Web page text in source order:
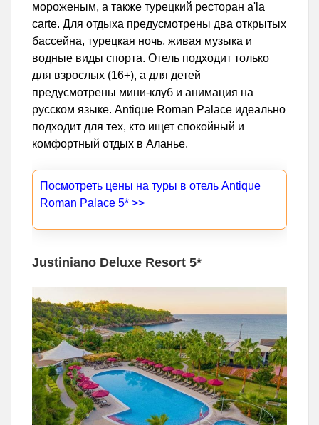
мороженым, а также турецкий ресторан a'la
carte. Для отдыха предусмотрены два открытых
бассейна, турецкая ночь, живая музыка и
водные виды спорта. Отель подходит только
для взрослых (16+), а для детей
предусмотрены мини-клуб и анимация на
русском языке. Antique Roman Palace идеально
подходит для тех, кто ищет спокойный и
комфортный отдых в Аланье.
Посмотреть цены на туры в отель Antique
Roman Palace 5* >>
Justiniano Deluxe Resort 5*